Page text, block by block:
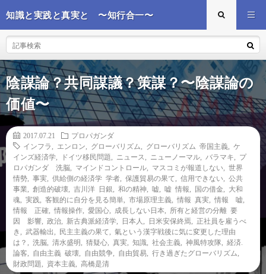
知識と実践と真実と 〜知行合一〜
陰謀論？共同謀議？策謀？〜陰謀論の
価値〜
2017.07.21
プロパガンダ
インフラ
エンロン グローバリズム グローバリズム 帝国主義
ケ
インズ経済学
ドイツ移民問題 ニュース ニューノーマル バラマキ
プ
ロパガンダ 洗脳
マインドコントロール マスコミが報道しない
世界
情勢
事実 供給側の経済学 学者 保護貿易の果て 信用できない
公共
事業
創造的破壊 吉川洋 日銀 和の精神 嘘 嘘 情報 国の借金
大和
魂
実践 客観的に自分を見る簡単 市場原理主義 情報 真実 情報 嘘
情報 正確
情報操作 愛国心 成長しない日本
所有と経営の分離 要
因 影響
政治 新古典派経済学 日本人 日米安保終焉
正社員を雇うべ
き
武器輸出 民主主義の果て
氣という漢字戦後に気に変更した理由
は？
洗脳 清水盛明 猜疑心 真実 知識 社会主義 神風特攻隊
経済.
論客
自由主義 破壊 自由競争 自由貿易 行き過ぎたグローバリズム
財政問題
資本主義 高橋是清